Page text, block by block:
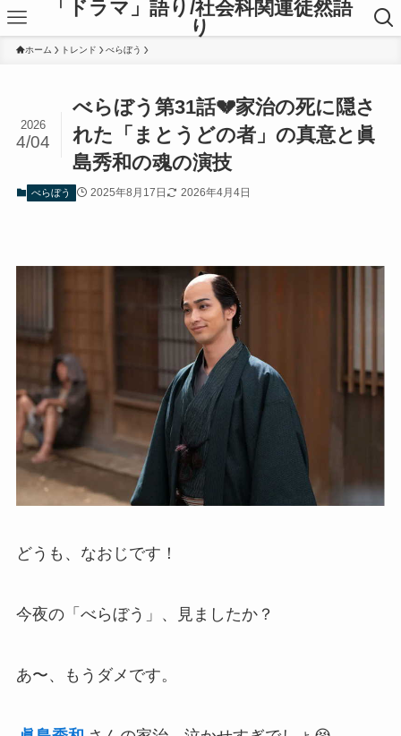
「ドラマ」語り/社会科関連徒然語
り
ホーム トレンド べらぼう
べらぼう第31話💔家治の死に隠さ
れた「まとうどの者」の真意と眞
島秀和の魂の演技
2026
4/04
べらぼう 2025年8月17日 2026年4月4日
どうも、なおじです！
今夜の「べらぼう」、見ましたか？
あ〜、もうダメです。